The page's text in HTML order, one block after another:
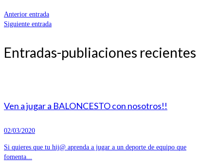
Anterior entrada
Siguiente entrada
Entradas-publiaciones recientes
Ven a jugar a BALONCESTO con nosotros!!
02/03/2020
Si quieres que tu hij@ aprenda a jugar a un deporte de equipo que
fomenta...